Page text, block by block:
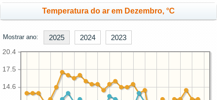
Temperatura do ar em Dezembro, °C
Mostrar ano: 2025 2024 2023
14.6
17.5
20.4